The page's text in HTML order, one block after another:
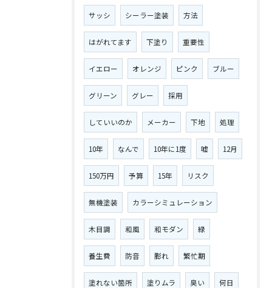
サッシ シーラー塗装 方法
はがれてます 下塗り 重要性
イエロー オレンジ ピンク ブルー
グリーン グレー 採用
していいのか メーカー 下地 処理
10年 なんで 10年に1度 嘘 12月
150万円 予算 15年 リスク
無機塗装 カラーシミュレーション
木目調 和風 和モダン 緑
養生費 防音 膨れ 繁忙期
塗れない箇所 塗りムラ 臭い 何日